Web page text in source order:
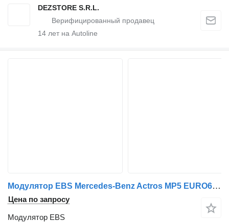
DEZSTORE S.R.L.
14 лет на Autoline
Модулятор EBS Mercedes-Benz Actros MP5 EURO6 keys, ignition set, ECU control 2059054316, 205 Mercedes для тягача MAN Mercedes Benz Actros MP5 EURO6 keys, ignition set, ECU control 2059054316, 2059055109, 2059059011
Цена по запросу
Модулятор EBS